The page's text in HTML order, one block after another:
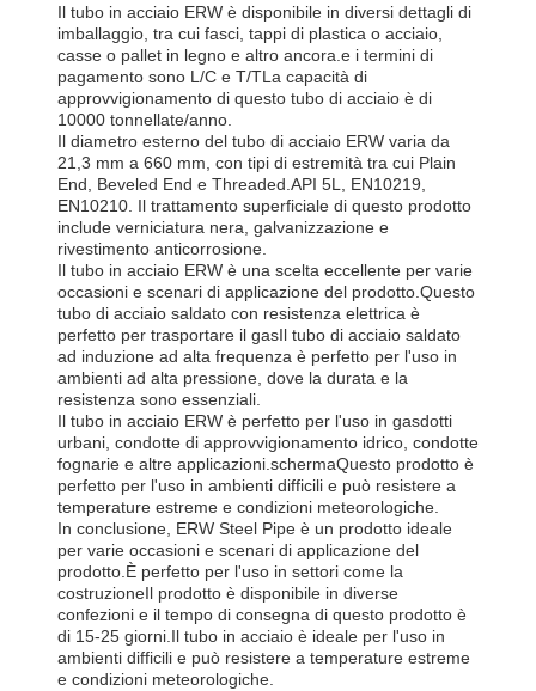
Il tubo in acciaio ERW è disponibile in diversi dettagli di
imballaggio, tra cui fasci, tappi di plastica o acciaio,
casse o pallet in legno e altro ancora.e i termini di
pagamento sono L/C e T/TLa capacità di
approvvigionamento di questo tubo di acciaio è di
10000 tonnellate/anno.
Il diametro esterno del tubo di acciaio ERW varia da
21,3 mm a 660 mm, con tipi di estremità tra cui Plain
End, Beveled End e Threaded.API 5L, EN10219,
EN10210. Il trattamento superficiale di questo prodotto
include verniciatura nera, galvanizzazione e
rivestimento anticorrosione.
Il tubo in acciaio ERW è una scelta eccellente per varie
occasioni e scenari di applicazione del prodotto.Questo
tubo di acciaio saldato con resistenza elettrica è
perfetto per trasportare il gasIl tubo di acciaio saldato
ad induzione ad alta frequenza è perfetto per l'uso in
ambienti ad alta pressione, dove la durata e la
resistenza sono essenziali.
Il tubo in acciaio ERW è perfetto per l'uso in gasdotti
urbani, condotte di approvvigionamento idrico, condotte
fognarie e altre applicazioni.schermaQuesto prodotto è
perfetto per l'uso in ambienti difficili e può resistere a
temperature estreme e condizioni meteorologiche.
In conclusione, ERW Steel Pipe è un prodotto ideale
per varie occasioni e scenari di applicazione del
prodotto.È perfetto per l'uso in settori come la
costruzioneIl prodotto è disponibile in diverse
confezioni e il tempo di consegna di questo prodotto è
di 15-25 giorni.Il tubo in acciaio è ideale per l'uso in
ambienti difficili e può resistere a temperature estreme
e condizioni meteorologiche.